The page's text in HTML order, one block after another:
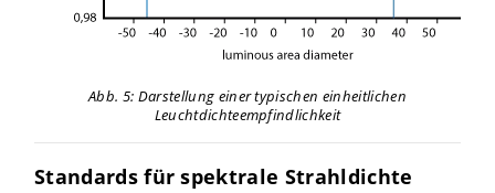
Abb. 5: Darstellung einer typischen einheitlichen
Leuchtdichteempfindlichkeit
Standards für spektrale Strahldichte